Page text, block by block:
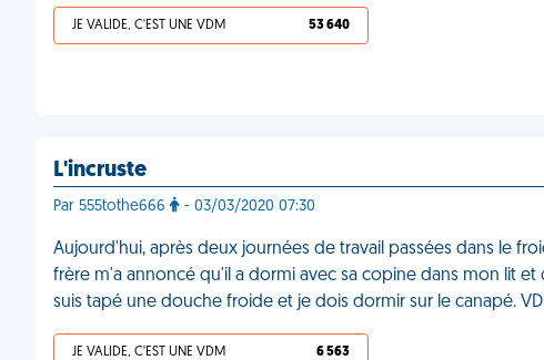
JE VALIDE, C'EST UNE VDM 53 640
L'incruste
Par 555tothe666 - 03/03/2020 07:30
Aujourd'hui, après deux journées de travail passées dans le
frère m'a annoncé qu'il a dormi avec sa copine dans mon lit et
suis tapé une douche froide et je dois dormir sur le canapé.
JE VALIDE, C'EST UNE VDM 6 563